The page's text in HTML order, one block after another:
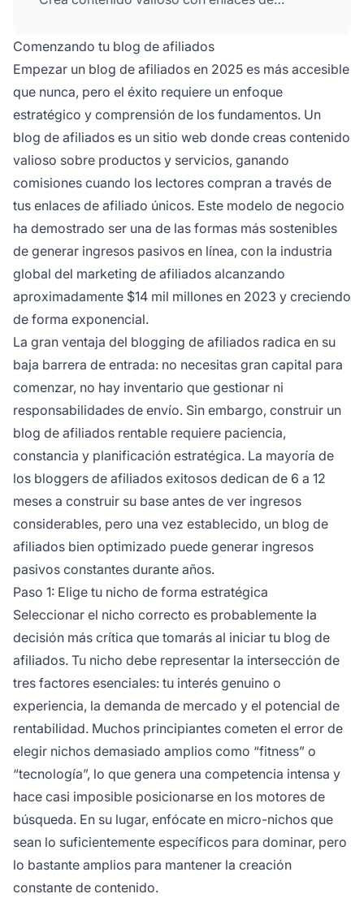
sociales y email marketing para atraer tráfico y
conversiones.
Comenzando tu blog de afiliados
Empezar un blog de afiliados en 2025 es más accesible
que nunca, pero el éxito requiere un enfoque
estratégico y comprensión de los fundamentos. Un
blog de afiliados es un sitio web donde creas contenido
valioso sobre productos y servicios, ganando
comisiones cuando los lectores compran a través de
tus enlaces de afiliado únicos. Este modelo de negocio
ha demostrado ser una de las formas más sostenibles
de generar ingresos pasivos en línea, con la industria
global del marketing de afiliados alcanzando
aproximadamente $14 mil millones en 2023 y creciendo
de forma exponencial.
La gran ventaja del blogging de afiliados radica en su
baja barrera de entrada: no necesitas gran capital para
comenzar, no hay inventario que gestionar ni
responsabilidades de envío. Sin embargo, construir un
blog de afiliados rentable requiere paciencia,
constancia y planificación estratégica. La mayoría de
los bloggers de afiliados exitosos dedican de 6 a 12
meses a construir su base antes de ver ingresos
considerables, pero una vez establecido, un blog de
afiliados bien optimizado puede generar ingresos
pasivos constantes durante años.
Paso 1: Elige tu nicho de forma estratégica
Seleccionar el nicho correcto es probablemente la
decisión más crítica que tomarás al iniciar tu blog de
afiliados. Tu nicho debe representar la intersección de
tres factores esenciales: tu interés genuino o
experiencia, la demanda de mercado y el potencial de
rentabilidad. Muchos principiantes cometen el error de
elegir nichos demasiado amplios como “fitness” o
“tecnología”, lo que genera una competencia intensa y
hace casi imposible posicionarse en los motores de
búsqueda. En su lugar, enfócate en micro-nichos que
sean lo suficientemente específicos para dominar, pero
lo bastante amplios para mantener la creación
constante de contenido.